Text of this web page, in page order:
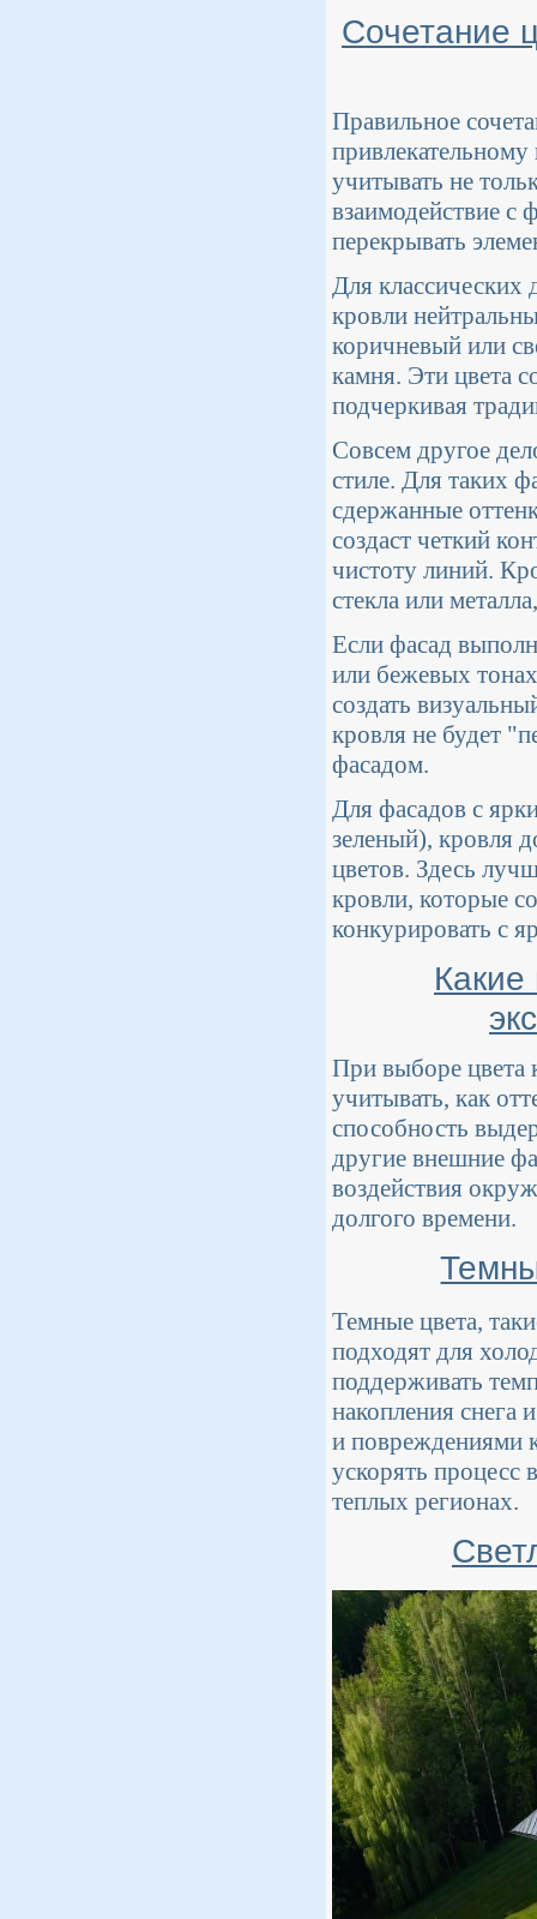
Сочетание
Правильное
учитывать не
взаимодействие
перекрывать
Для
кровли
коричневый или
камня. Эти цвета
подчеркивая
Совсем другое
стиле. Для таких
сдержанные
создаст четкий
чистоту линий.
стекла или
Если фасад
или бежевых
создать
кровля не будет
фасадом.
Для фасадов с
зеленый), кровля
цветов. Здесь
кровли, которые
конкурировать с
При выборе цвета
учитывать, как
способность
другие внешние
воздействия
долгого времени.
Темные цвета,
подходят для
поддерживать
накопления снега
и повреждениями
ускорять процесс
теплых регионах.